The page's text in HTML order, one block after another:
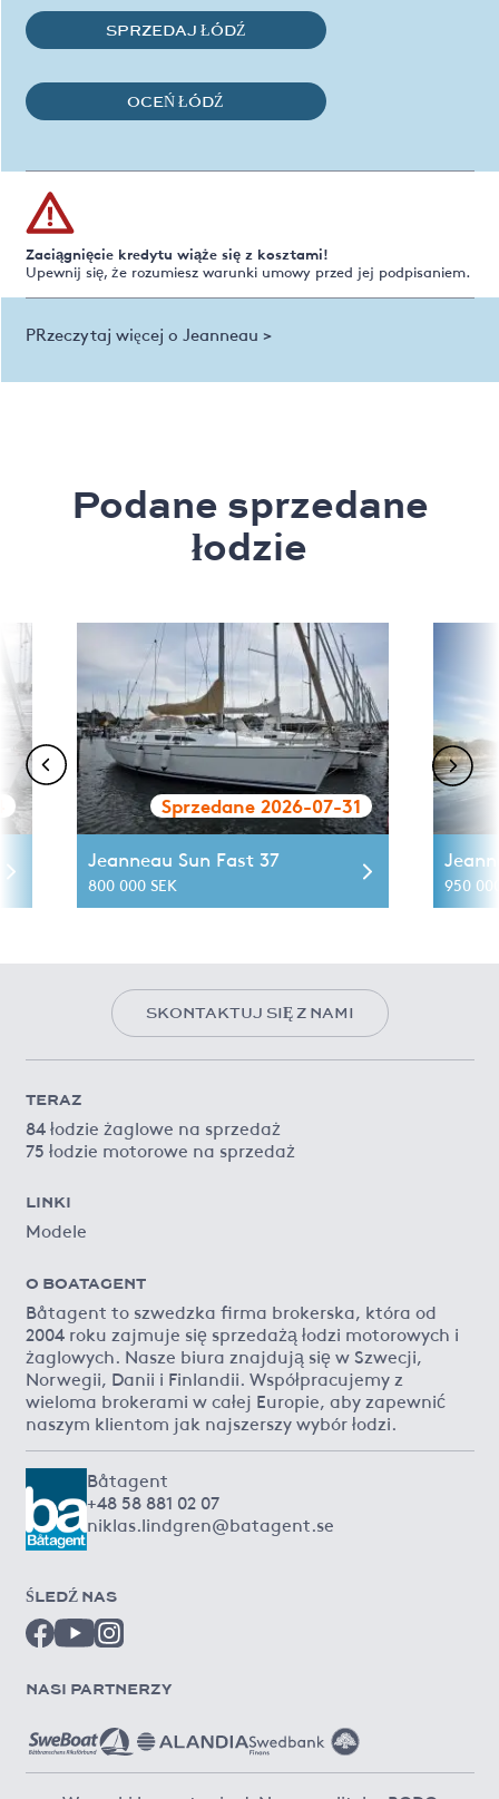
SPRZEDAJ ŁÓDŹ
OCEŃ ŁÓDŹ
Zaciągnięcie kredytu wiąże się z kosztami!
Upewnij się, że rozumiesz warunki umowy przed jej podpisaniem.
PRzeczytaj więcej o Jeanneau >
Podane sprzedane
łodzie
Sprzedane 2026-07-31
Jeanneau Sun Fast 37
800 000 SEK 950
SKONTAKTUJ SIĘ Z NAMI
TERAZ
84 łodzie żaglowe na sprzedaż
75 łodzie motorowe na sprzedaż
LINKI
Modele
O BOATAGENT
Båtagent to szwedzka firma brokerska, która od
2004 roku zajmuje się sprzedażą łodzi motorowych i
żaglowych. Nasze biura znajdują się w Szwecji,
Norwegii, Danii i Finlandii. Współpracujemy z
wieloma brokerami w całej Europie, aby zapewnić
naszym klientom jak najszerszy wybór łodzi.
Båtagent
+48 58 881 02 07
niklas.lindgren@batagent.se
ŚLEDŹ NAS
NASI PARTNERZY